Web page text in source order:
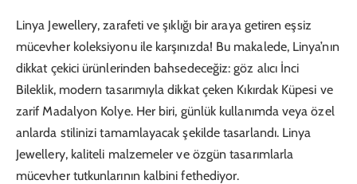
Linya Jewellery, zarafeti ve şıklığı bir araya getiren eşsiz
mücevher koleksiyonu ile karşınızda! Bu makalede, Linya’nın
dikkat çekici ürünlerinden bahsedeceğiz: göz alıcı İnci
Bileklik, modern tasarımıyla dikkat çeken Kıkırdak Küpesi ve
zarif Madalyon Kolye. Her biri, günlük kullanımda veya özel
anlarda stilinizi tamamlayacak şekilde tasarlandı. Linya
Jewellery, kaliteli malzemeler ve özgün tasarımlarla
mücevher tutkunlarının kalbini fethediyor.